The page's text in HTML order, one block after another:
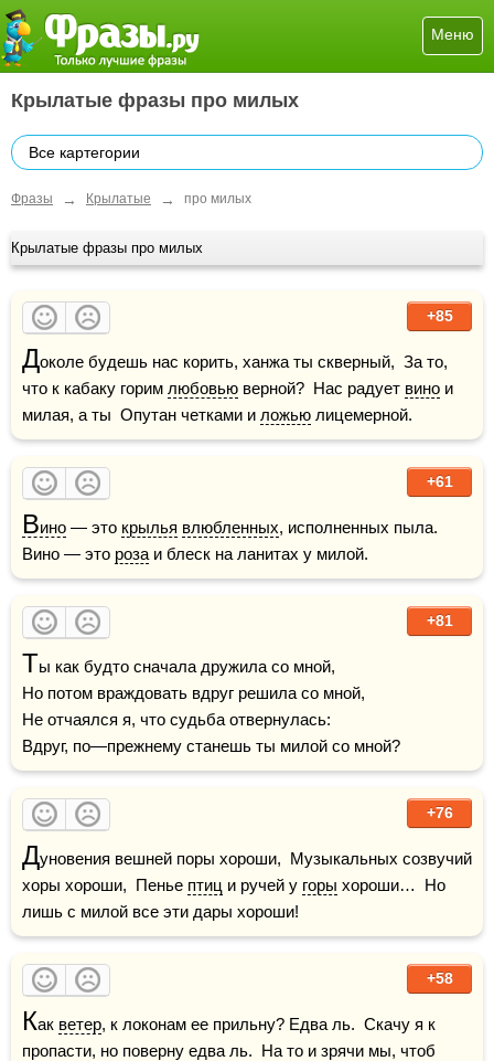
Меню
Крылатые фразы про милых
Все картегории
Фразы → Крылатые → про милых
Крылатые фразы про милых
+85
Доколе будешь нас корить, ханжа ты скверный,  За то,
что к кабаку горим любовью верной?  Нас радует вино и
милая, а ты  Опутан четками и ложью лицемерной.
+61
Вино — это крылья влюбленных, исполненных пыла.
Вино — это роза и блеск на ланитах у милой.
+81
Ты как будто сначала дружила со мной,
Но потом враждовать вдруг решила со мной,
Не отчаялся я, что судьба отвернулась:
Вдруг, по—прежнему станешь ты милой со мной?
+76
Дуновения вешней поры хороши,  Музыкальных созвучий
хоры хороши,  Пенье птиц и ручей у горы хороши…  Но
лишь с милой все эти дары хороши!
+58
Как ветер, к локонам ее прильну? Едва ль.  Скачу я к
пропасти, но поверну едва ль.  На то и зрячи мы, чтоб